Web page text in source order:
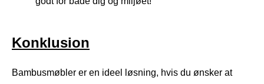
Konklusion
Bambusmøbler er en ideel løsning, hvis du ønsker at